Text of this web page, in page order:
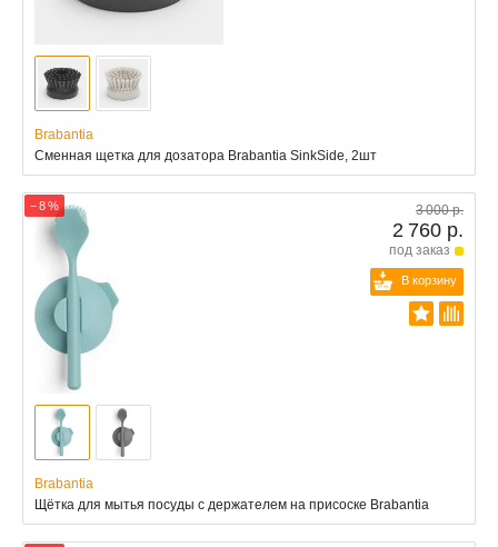
Brabantia
Сменная щетка для дозатора Brabantia SinkSide, 2шт
− 8 % 3 000 р.
2 760 р.
под заказ
В корзину
Brabantia
Щётка для мытья посуды с держателем на присоске Brabantia